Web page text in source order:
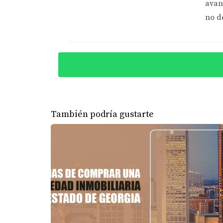
Las casas antiguas pueden tener sistemas
CASOS PRÁCTICOS
La familia Pérez compró una casa
tuvieron que gastar miles en remediación.
Caso 2: El Sr. Gómez y el Asbesto
El Sr. Gómez adquirió una propiedad
Gracias a esta evaluación previa, pudo
no
También podría gustarte